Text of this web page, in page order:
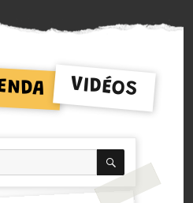
VIDÉOS